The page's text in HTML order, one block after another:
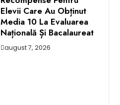
Elevii Care Au Obținut
Media 10 La Evaluarea
Națională Și Bacalaureat
august 7, 2026